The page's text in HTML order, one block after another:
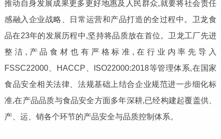
推动自身发展成果更多更好地惠及人民群众,就要将社会责任
感融入企业战略、日常运营和产品打造的全过程中。卫龙食
品在23年的发展历程中,坚持将品质放在首位。卫龙工厂先进
整洁,产品食材也有严格标准,在行业内率先导入
FSSC22000、HACCP、ISO22000:2018等管理体系,在国家
食品安全相关法律、法规基础上结合企业规范进一步细化标
准,在产品品质与食品安全方面多年深耕,已经构建起覆盖供、
产、运、销各个环节的产品安全与品质控制体系。